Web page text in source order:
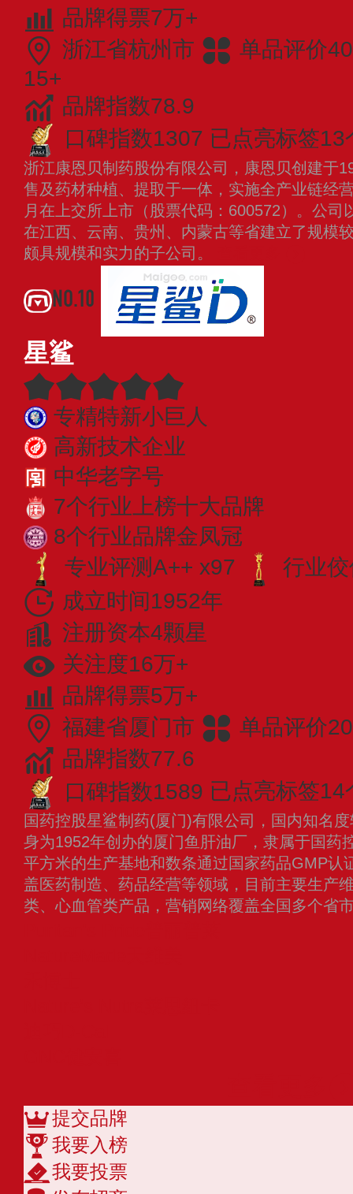
品牌得票7万+
浙江省杭州市
单品评价
15+
品牌指数78.9
口碑指数1307 已点亮标签13
浙江康恩贝制药股份有限公司，康恩贝创建于
售及药材种植、提取于一体，实施全产业链经
月在上交所上市（股票代码：600572）。公
在江西、云南、贵州、内蒙古等省建立了规模
颇具规模和实力的子公司。
NO.10
星鲨
专精特新小巨人
高新技术企业
中华老字号
7个行业上榜十大品牌
8个行业品牌金凤冠
专业​评测A++ x97
行业
成立时间1952年
注册资本4颗星
关注度16万+
品牌得票5万+
福建省厦门市
单品评价
品牌指数77.6
口碑指数1589 已点亮标签14
国药控股星鲨制药(厦门)有限公司，国内知名
身为1952年创办的厦门鱼肝油厂，隶属于国药
平方米的生产基地和数条通过国家药品GMP认
盖医药制造、药品经营等领域，目前主要生产
类、心血管类产品，营销网络覆盖全国多个省
提交品牌
我要入榜
我要投票